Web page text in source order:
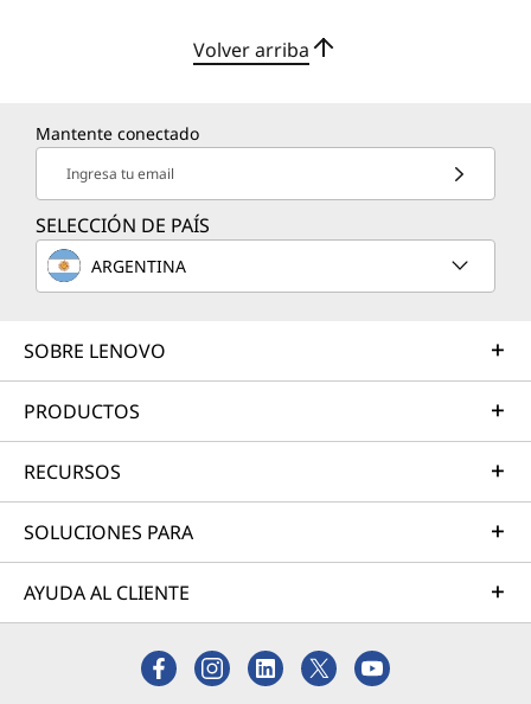
Volver arriba
Mantente conectado
Ingresa tu email
SELECCIÓN DE PAÍS
ARGENTINA
SOBRE LENOVO
PRODUCTOS
RECURSOS
SOLUCIONES PARA
AYUDA AL CLIENTE